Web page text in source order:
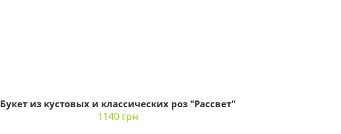
Букет из кустовых и классических роз "Рассвет"
1140 грн